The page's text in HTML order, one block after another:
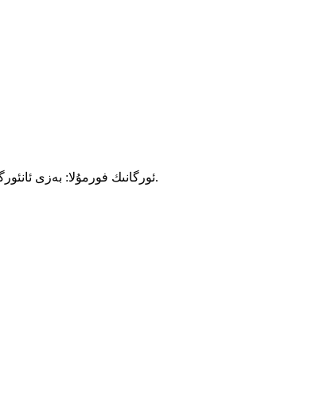
ئورگانىك فورمۇلا: بەزى ئانئورگانىك تاللاشلارغا سېلىشتۇرغاندا ، پىششىقلاپ ئىشلەش ، تارقاقلىشىش ۋە يوشۇرۇن ئىنچىكە زەررىچە چوڭلۇقتا ئەۋزەللىك بىلەن تەمىنلەيدۇ.